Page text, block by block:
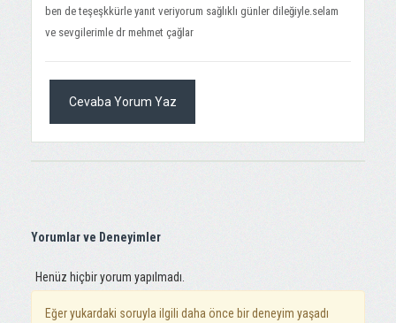
ben de teşeşkkürle yanıt veriyorum sağlıklı günler dileğiyle.selam
ve sevgilerimle dr mehmet çağlar
Cevaba Yorum Yaz
Yorumlar ve Deneyimler
Henüz hiçbir yorum yapılmadı.
Eğer yukardaki soruyla ilgili daha önce bir deneyim yaşadı